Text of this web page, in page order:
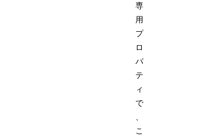
専
用
プ
ロ
パ
テ
ィ
で
、
こ